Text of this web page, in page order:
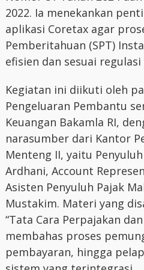
2022. Ia menekankan
aplikasi Coretax agar
Pemberitahuan (SPT)
efisien dan sesuai
Kegiatan ini diikuti oleh
Pengeluaran Pembantu
Keuangan Bakamla RI,
narasumber dari Kantor
Menteng II, yaitu
Ardhani, Account
Asisten Penyuluh Pajak
Mustakim. Materi yang
“Tata Cara Perpajakan
membahas proses
pembayaran, hingga